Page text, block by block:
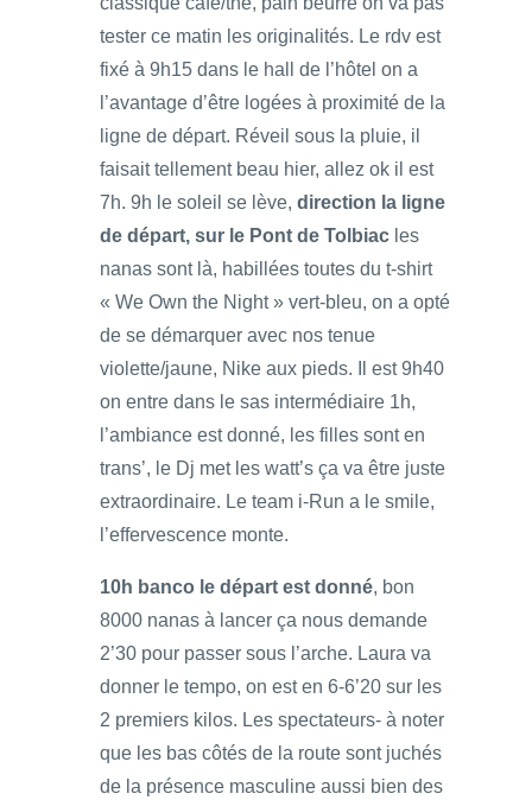
tester ce matin les originalités. Le rdv est
fixé à 9h15 dans le hall de l’hôtel on a
l’avantage d’être logées à proximité de la
ligne de départ. Réveil sous la pluie, il
faisait tellement beau hier, allez ok il est
7h. 9h le soleil se lève, direction la ligne
de départ, sur le Pont de Tolbiac les
nanas sont là, habillées toutes du t-shirt
« We Own the Night » vert-bleu, on a opté
de se démarquer avec nos tenue
violette/jaune, Nike aux pieds. Il est 9h40
on entre dans le sas intermédiaire 1h,
l’ambiance est donné, les filles sont en
trans’, le Dj met les watt’s ça va être juste
extraordinaire. Le team i-Run a le smile,
l’effervescence monte.
10h banco le départ est donné, bon
8000 nanas à lancer ça nous demande
2’30 pour passer sous l’arche. Laura va
donner le tempo, on est en 6-6’20 sur les
2 premiers kilos. Les spectateurs- à noter
que les bas côtés de la route sont juchés
de la présence masculine aussi bien des